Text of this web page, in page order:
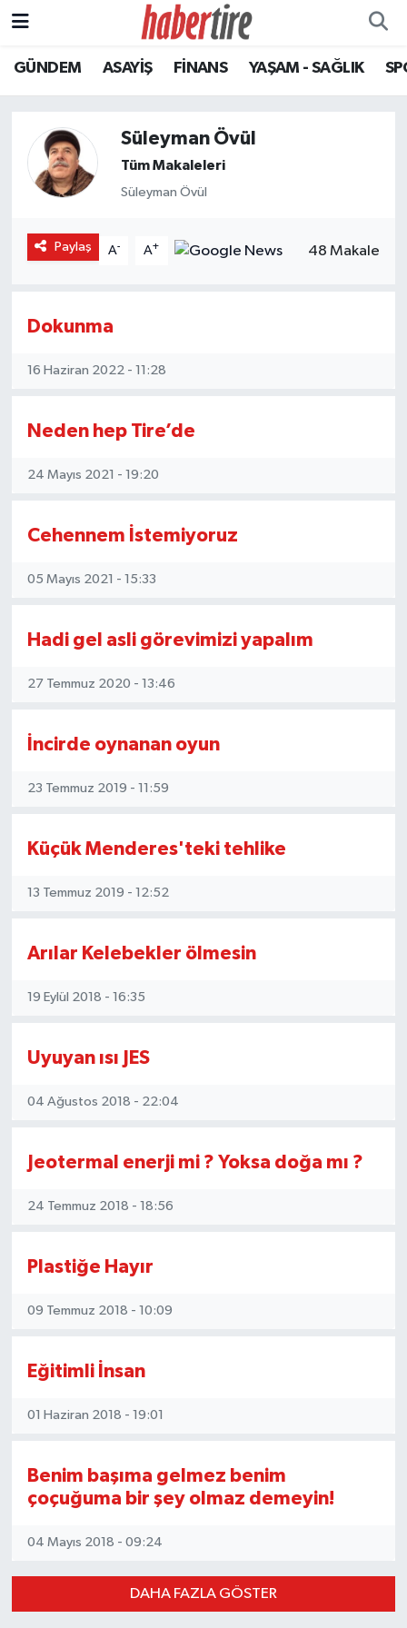
GÜNDEM ASAYİŞ FİNANS YAŞAM - SAĞLIK
Süleyman Övül
Tüm Makaleleri
Süleyman Övül
Paylaş A- A+ 48 Makale
Dokunma
16 Haziran 2022 - 11:28
Neden hep Tire’de
24 Mayıs 2021 - 19:20
Cehennem İstemiyoruz
05 Mayıs 2021 - 15:33
Hadi gel asli görevimizi yapalım
27 Temmuz 2020 - 13:46
İncirde oynanan oyun
23 Temmuz 2019 - 11:59
Küçük Menderes'teki tehlike
13 Temmuz 2019 - 12:52
Arılar Kelebekler ölmesin
19 Eylül 2018 - 16:35
Uyuyan ısı JES
04 Ağustos 2018 - 22:04
Jeotermal enerji mi ? Yoksa doğa mı ?
24 Temmuz 2018 - 18:56
Plastiğe Hayır
09 Temmuz 2018 - 10:09
Eğitimli İnsan
01 Haziran 2018 - 19:01
Benim başıma gelmez benim
çoçuğuma bir şey olmaz demeyin!
04 Mayıs 2018 - 09:24
DAHA FAZLA GÖSTER
Tire Nöbetçi Eczaneler
Tire Trafik Yoğunluk Haritası
Tüm Manşetler